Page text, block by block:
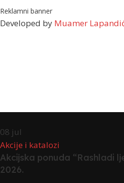
Reklamni banner
Developed by Muamer
08 jul
Akcije i katalozi
Akcijska ponuda “Rashladi
2026.